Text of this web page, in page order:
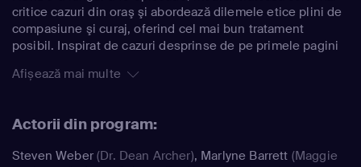
critice cazuri din oraş şi abordează dilemele etice plini de
compasiune şi curaj, oferind cel mai bun tratament
posibil. Inspirat de cazuri desprinse de pe primele pagini
descoperiri medicale cu poveştile personale dramatice ale
Afișează mai multe
Actorii din program:
Steven Weber(Dr. Dean Archer), Marlyne Barrett (Maggie